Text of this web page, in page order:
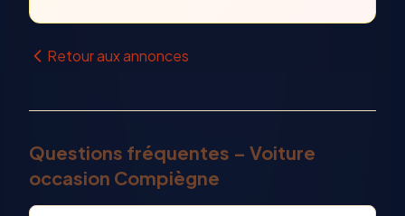
Retour aux annonces
Questions fréquentes – Voiture
occasion Compiègne